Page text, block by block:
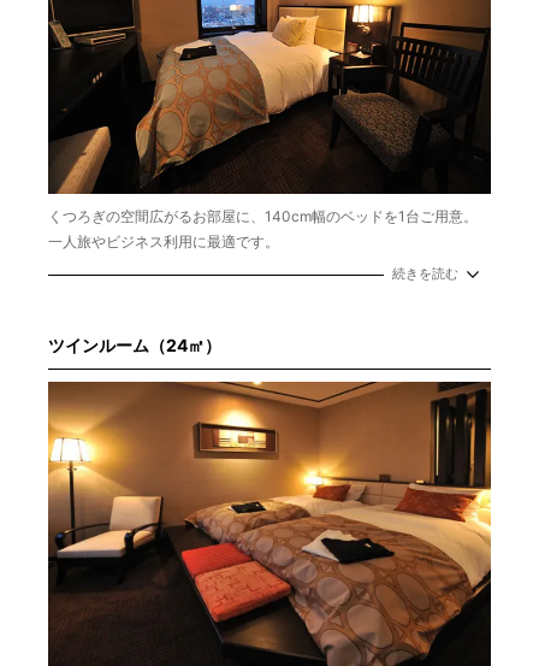
くつろぎの空間広がるお部屋に、140cm幅のベッドを1台ご用意。
一人旅やビジネス利用に最適です。
ベッド幅／140cm×1台
バスタイプ／シャワーブースのみ
続きを読む
ツインルーム（24㎡）